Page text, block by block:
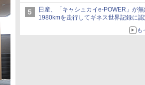
日産、「キャシュカイe-POWER」が
1980kmを走行してギネス世界記録に認
も